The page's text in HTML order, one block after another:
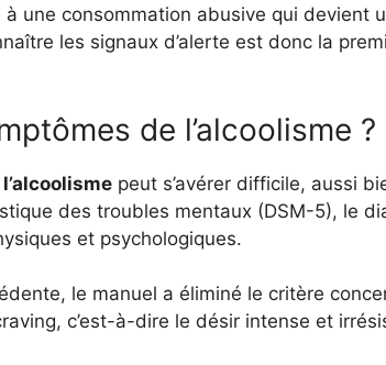
à une consommation abusive qui
les signaux d’alerte est donc la
de l’alcoolisme ?
peut s’avérer difficile, aussi
des troubles mentaux (DSM-5), le
et psychologiques.
le manuel a éliminé le critère
c’est-à-dire le désir intense et